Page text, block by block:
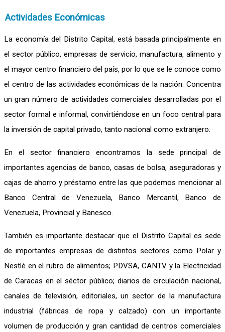
Actividades Económicas
La economía del Distrito Capital, está basada principalmente en
el sector público, empresas de servicio, manufactura, alimento y
el mayor centro financiero del país, por lo que se le conoce como
el centro de las actividades económicas de la nación. Concentra
un gran número de actividades comerciales desarrolladas por el
sector formal e informal, convirtiéndose en un foco central para
la inversión de capital privado, tanto nacional como extranjero.
En el sector financiero encontramos la sede principal de
importantes agencias de banco, casas de bolsa, aseguradoras y
cajas de ahorro y préstamo entre las que podemos mencionar al
Banco Central de Venezuela, Banco Mercantil, Banco de
Venezuela, Provincial y Banesco.
También es importante destacar que el Distrito Capital es sede
de importantes empresas de distintos sectores como Polar y
Nestlé en el rubro de alimentos; PDVSA, CANTV y la Electricidad
de Caracas en el séctor público; diarios de circulación nacional,
canales de televisión, editoriales, un sector de la manufactura
industrial (fábricas de ropa y calzado) con un importante
volumen de producción y gran cantidad de centros comerciales